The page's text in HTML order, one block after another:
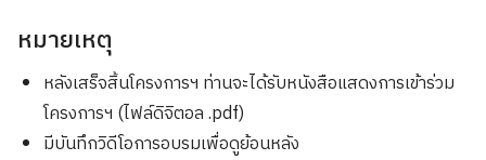
หมายเหตุ
หลังเสร็จสิ้นโครงการฯ ท่านจะได้รับหนังสือแสดงการเข้าร่วม
โครงการฯ (ไฟล์ดิจิตอล .pdf)
มีบันทึกวิดีโอการอบรมเพื่อดูย้อนหลัง